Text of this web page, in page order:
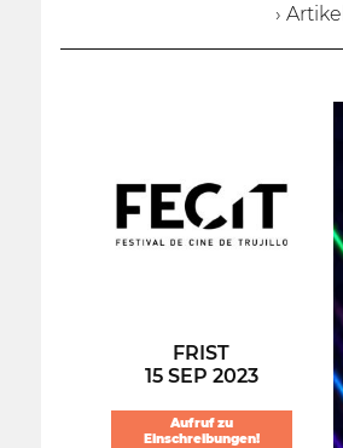
› Artikel
FRIST
15 SEP 2023
Aufruf zu
Einschreibungen!